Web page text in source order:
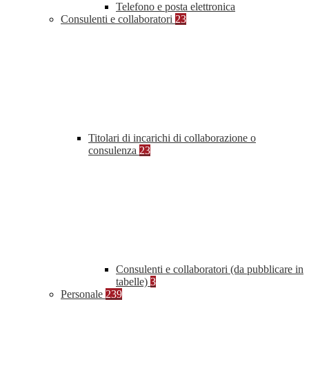
Telefono e posta elettronica
Consulenti e collaboratori 23
Titolari di incarichi di collaborazione o
consulenza 23
Consulenti e collaboratori (da pubblicare in
tabelle) 3
Personale 239